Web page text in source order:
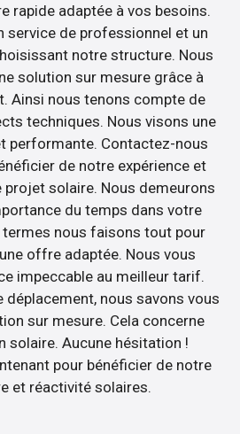
rapide adaptée à vos besoins.
service de professionnel et un
notre structure. Nous
solution sur mesure grâce à
Ainsi nous tenons compte de
techniques. Nous visons une
performante. Contactez-nous
de notre expérience et
solaire. Nous demeurons
du temps dans votre
termes nous faisons tout pour
offre adaptée. Nous vous
impeccable au meilleur tarif.
déplacement, nous savons vous
sur mesure. Cela concerne
solaire. Aucune hésitation !
pour bénéficier de notre
et réactivité solaires.